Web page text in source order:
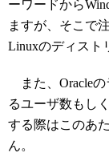
ーワードから
ますが、そこで
Linuxのディスト
また、Oracleの
るユーザ数もし
する際はこのあ
ん。